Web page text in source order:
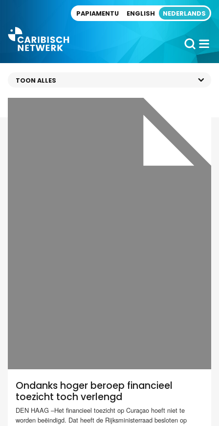
PAPIAMENTU ENGLISH NEDERLANDS
Ondanks hoger beroep financieel
toezicht toch verlengd
DEN HAAG –Het financieel toezicht op Curaçao hoeft niet te
worden beëindigd. Dat heeft de Rijksministerraad besloten op